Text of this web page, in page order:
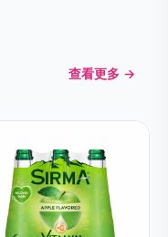
查看更多 →